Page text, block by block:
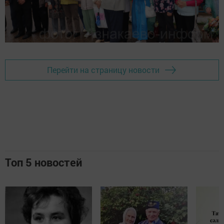
Перейти на страницу новости
Топ 5 новостей